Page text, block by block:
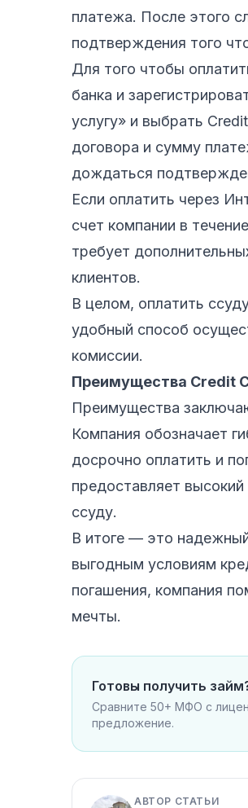
платежа. После этого
подтверждения того
Для того чтобы
банка и
услугу» и выбрать
договора и сумму
дождаться
Если оплатить через
счет компании в
требует
клиентов.
В целом, оплатить
удобный способ
комиссии.
Преимущества Credit
Преимущества
Компания обозначает
досрочно оплатить и
предоставляет
ссуду.
В итоге — это
выгодным условиям
погашения, компания
мечты.
Готовы получить
Сравните 50+ МФО с
предложение.
АВТОР СТАТЬИ